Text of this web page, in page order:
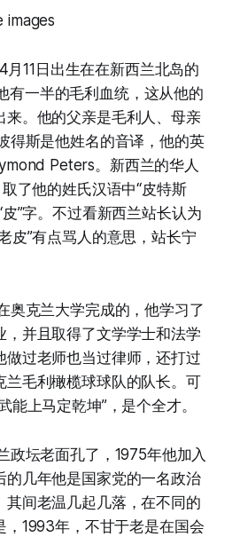
images
月11日出生在在新西兰北岛的
有一半的毛利血统，这从他的
来。他的父亲是毛利人、母亲
得斯是他姓名的音译，他的英
Peters。新西兰的华人
了他的姓氏汉语中“皮特斯
皮”字。不过看新西兰站长认为
皮”有点骂人的意思，站长宁
奥克兰大学完成的，他学习了
，并且取得了文学学士和法学
做过老师也当过律师，还打过
兰毛利橄榄球球队的队长。可
能上马定乾坤”，是个全才。
政坛老面孔了，1975年他加入
的几年他是国家党的一名政治
其间老温几起几落，在不同的
，1993年，不甘于老是在国会